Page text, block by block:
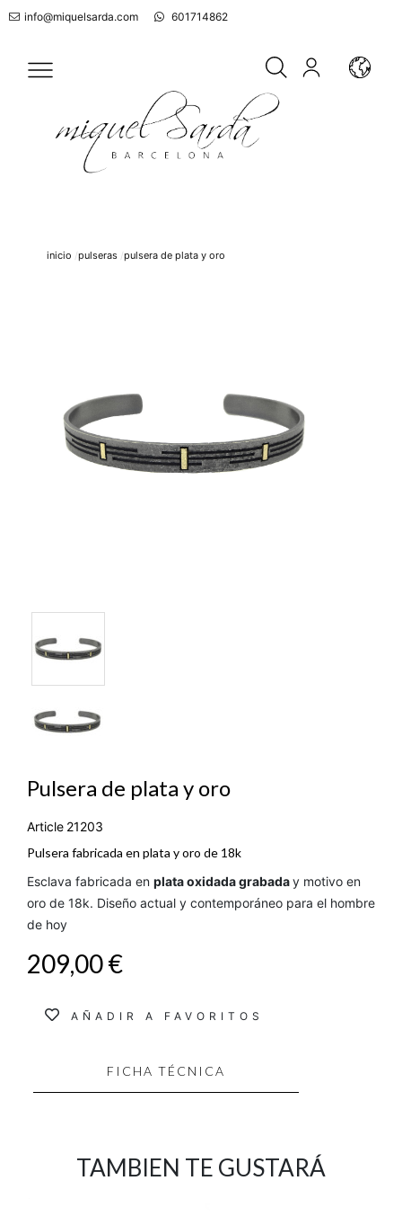
info@miquelsarda.com 601714862
inicio pulseras pulsera de plata y oro
Pulsera de plata y oro
Article 21203
Pulsera fabricada en plata y oro de 18k
Esclava fabricada en plata oxidada grabaday motivo en
oro de 18k. Diseño actual y contemporáneo para el hombre
de hoy
209,00 €
AÑADIR A FAVORITOS
FICHA TÉCNICA
TAMBIEN TE GUSTARÁ